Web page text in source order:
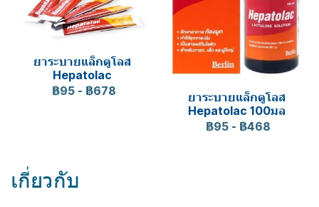
ยาระบายแล็กตูโลส
Hepatolac
฿95 - ฿678
ยาระบายแล็กตูโลส
Hepatolac 100มล
฿95 - ฿468
เกี่ยวกับ